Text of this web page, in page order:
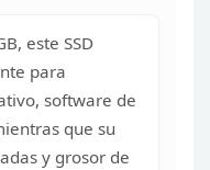
este SSD
para
software de
que su
y grosor de